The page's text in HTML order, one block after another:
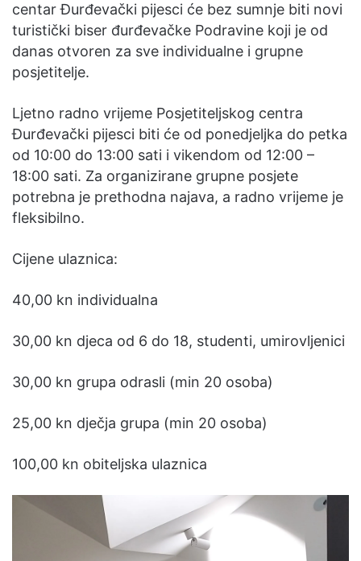
centar Đurđevački pijesci će bez sumnje biti novi
turistički biser đurđevačke Podravine koji je od
danas otvoren za sve individualne i grupne
posjetitelje.
Ljetno radno vrijeme Posjetiteljskog centra
Đurđevački pijesci biti će od ponedjeljka do petka
od 10:00 do 13:00 sati i vikendom od 12:00 –
18:00 sati. Za organizirane grupne posjete
potrebna je prethodna najava, a radno vrijeme je
fleksibilno.
Cijene ulaznica:
40,00 kn individualna
30,00 kn djeca od 6 do 18, studenti, umirovljenici
30,00 kn grupa odrasli (min 20 osoba)
25,00 kn dječja grupa (min 20 osoba)
100,00 kn obiteljska ulaznica